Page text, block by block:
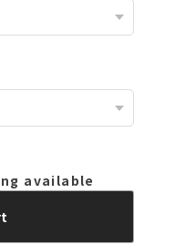
available